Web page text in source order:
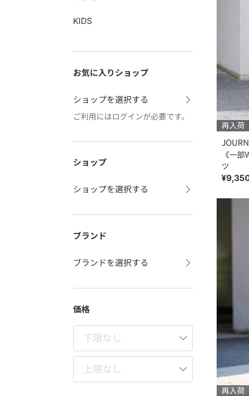
KIDS
お気に入りショップ
ショップを選択する
ご利用にはログインが必要です。
ショップ
ショップを選択する
ブランド
ブランドを選択する
価格
再入荷
《一
ツ
再入荷